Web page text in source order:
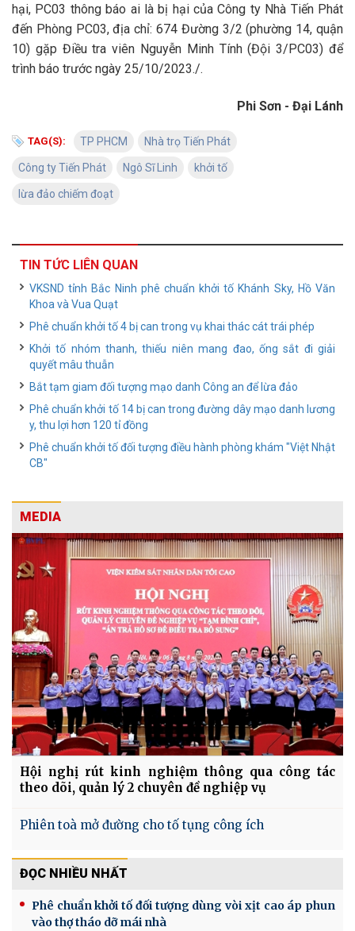
hại, PC03 thông báo ai là bị hại của Công ty Nhà Tiến Phát
đến Phòng PC03, địa chỉ: 674 Đường 3/2 (phường 14, quận
10) gặp Điều tra viên Nguyễn Minh Tính (Đội 3/PC03) để
trình báo trước ngày 25/10/2023./.
Phi Sơn - Đại Lánh
TAG(S): TP PHCM Nhà trọ Tiến Phát
Công ty Tiến Phát Ngô Sĩ Linh khởi tố
lừa đảo chiếm đoạt
TIN TỨC LIÊN QUAN
VKSND tỉnh Bắc Ninh phê chuẩn khởi tố Khánh Sky, Hồ Văn
Khoa và Vua Quạt
Phê chuẩn khởi tố 4 bị can trong vụ khai thác cát trái phép
Khởi tố nhóm thanh, thiếu niên mang đao, ống sắt đi giải
quyết mâu thuẫn
Bắt tạm giam đối tượng mạo danh Công an để lừa đảo
Phê chuẩn khởi tố 14 bị can trong đường dây mạo danh lương
y, thu lợi hơn 120 tỉ đồng
Phê chuẩn khởi tố đối tượng điều hành phòng khám "Việt Nhật
CB"
MEDIA
Hội nghị rút kinh nghiệm thông qua công tác
theo dõi, quản lý 2 chuyên đề nghiệp vụ
Phiên toà mở đường cho tố tụng công ích
ĐỌC NHIỀU NHẤT
Phê chuẩn khởi tố đối tượng dùng vòi xịt cao áp phun
vào thợ tháo dỡ mái nhà